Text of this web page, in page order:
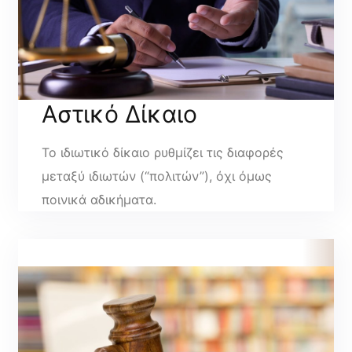
Αστικό Δίκαιο
Το ιδιωτικό δίκαιο ρυθμίζει τις διαφορές
μεταξύ ιδιωτών (“πολιτών”), όχι όμως
ποινικά αδικήματα.